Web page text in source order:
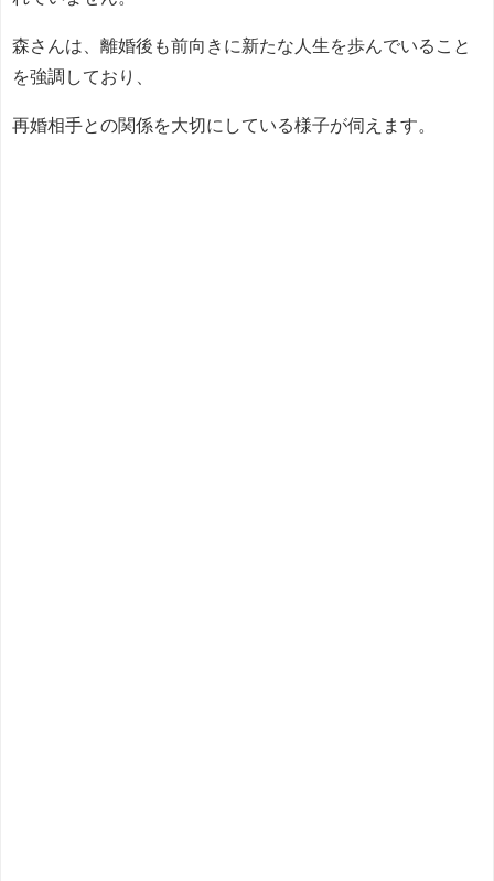
森さんは、離婚後も前向きに新たな人生を歩んでいること
を強調しており、
再婚相手との関係を大切にしている様子が伺えます。